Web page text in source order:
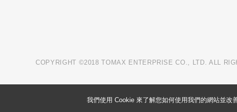
COPYRIGHT ©2018 TOMAX ENTERPRISE CO., LTD. ALL
我們使用 Cookie 來了解您如何使用我們的網站並改